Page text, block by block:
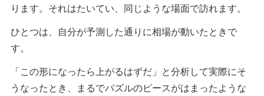
ります。それはたいてい、同じような場面で訪れます。
ひとつは、自分が予測した通りに相場が動いたときで
す。
「この形になったら上がるはずだ」と分析して実際にそ
うなったとき、まるでパズルのピースがはまったような